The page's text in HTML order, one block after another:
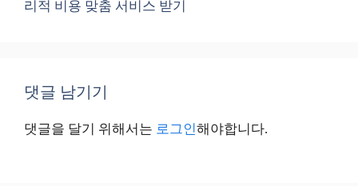
리적 비용 맞춤 서비스 받기
댓글 남기기
댓글을 달기 위해서는 로그인해야합니다.